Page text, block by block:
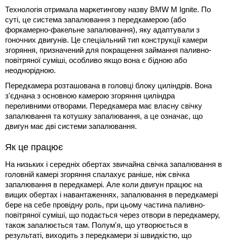
Технологія отримала маркетингову назву BMW M Ignite. По
суті, це система запалювання з передкамерою (або
форкамерно-факельне запалювання), яку адаптували з
гоночних двигунів. Це спеціальний тип конструкції камери
згоряння, призначений для покращення займання паливно-
повітряної суміші, особливо якщо вона є бідною або
неоднорідною.
Передкамера розташована в головці блоку циліндрів. Вона
з'єднана з основною камерою згоряння циліндра
переливними отворами. Передкамера має власну свічку
запалювання та котушку запалювання, а це означає, що
двигун має дві системи запалювання.
Як це працює
На низьких і середніх обертах звичайна свічка запалювання в
головній камері згоряння спалахує раніше, ніж свічка
запалювання в передкамері. Але коли двигун працює на
вищих обертах і навантаженнях, запалювання в передкамері
бере на себе провідну роль, при цьому частина паливно-
повітряної суміші, що подається через отвори в передкамеру,
також запалюється там. Полум'я, що утворюється в
результаті, виходить з передкамери зі швидкістю, що